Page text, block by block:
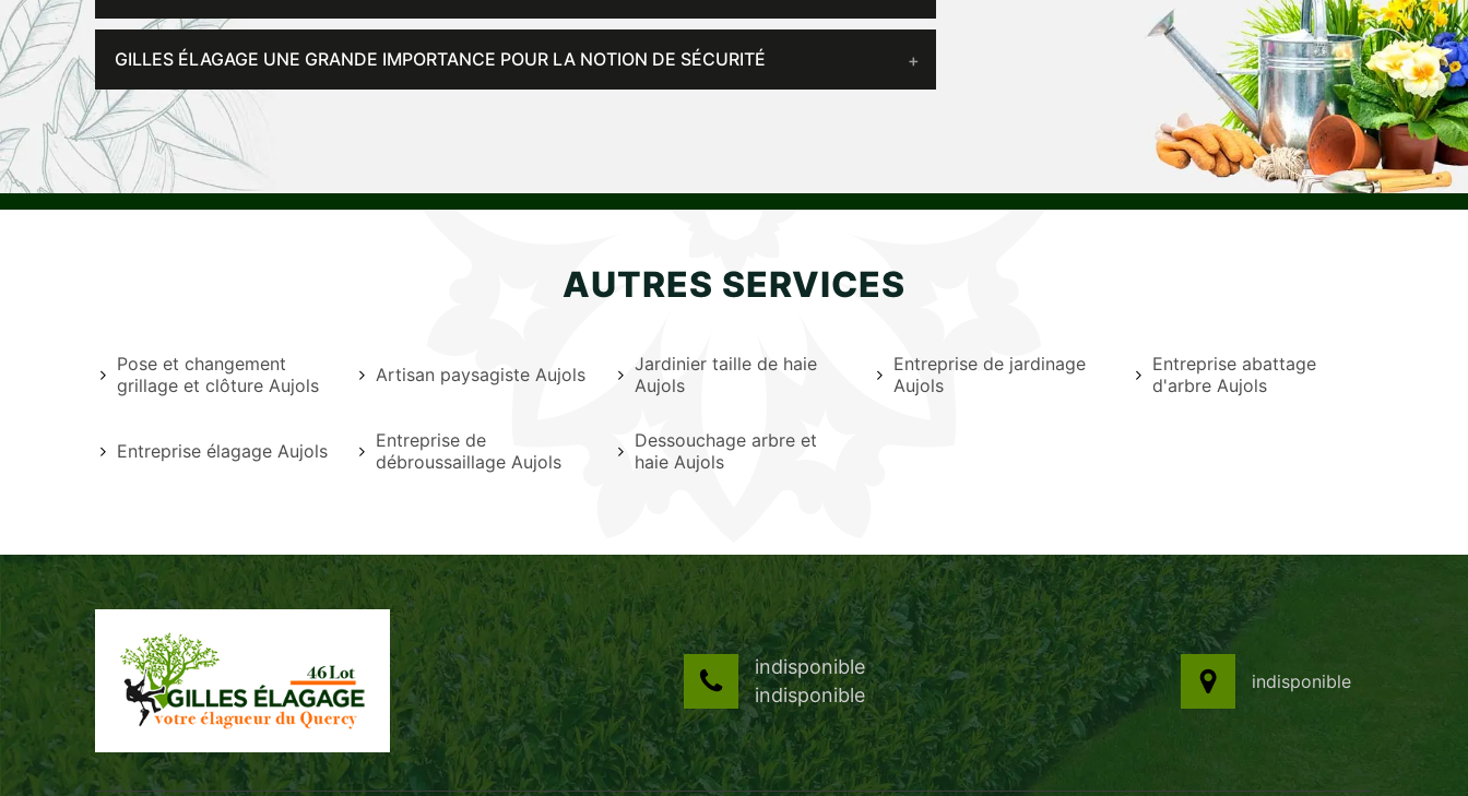
GILLES ÉLAGAGE UNE GRANDE IMPORTANCE POUR LA NOTION DE SÉCURITÉ
AUTRES SERVICES
Pose et changement
grillage et clôture Aujols
Artisan paysagiste Aujols
Jardinier taille de haie
Aujols
Entreprise de jardinage
Aujols
Entreprise abattage
d'arbre Aujols
Entreprise élagage Aujols
Entreprise de
débroussaillage Aujols
Dessouchage arbre et
haie Aujols
indisponible
indisponible
indisponible